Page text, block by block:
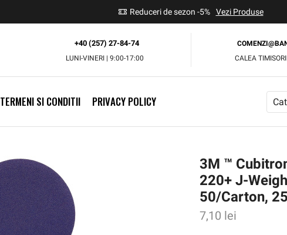
Reduceri de sezon -5% Vezi Produse
+40 (257) 27-84-74
LUNI-VINERI | 9:00-17:00
CALEA
TERMENI SI CONDITII PRIVACY POLICY
3M ™
220+ J-
50/Carton,
7,10 lei